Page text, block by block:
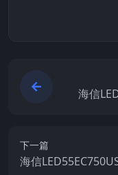
海信
下一篇
海信